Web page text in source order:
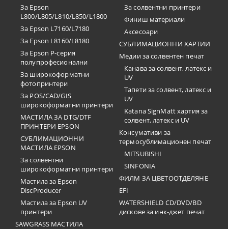
За Epson
L800/L805/L810/L850/L1800
За Epson L7160/L7180
За Epson L8160/L8180
За Epson P-серия
полупрофесионални
За широкоформатни
фотопринтери
За POS/CAD/GIS
широкоформатни принтери
МАСТИЛА ЗА DTG/DTF
ПРИНТЕРИ EPSON
СУБЛИМАЦИОННИ
МАСТИЛА EPSON
За солвентни
широкоформатни принтери
Мастила за Epson
DiscProducer
Мастила за Epson UV
принтери
SAWGRASS МАСТИЛА
За солвентни принтери
Финиш материали
Аксесоари
СУБЛИМАЦИОННИ ХАРТИИ
Медии за солвентен печат
Канава за солвент, латекс и
UV
Тапети за солвент, латекс и
UV
Katana SignMatt хартия за
солвент, латекс и UV
Консумативи за
термосублимационен печат
MITSUBISHI
SINFONIA
ФИЛМ ЗА ЦВЕТООТДЕЛЯНЕ
EFI
WATERSHIELD CD/DVD/BD
дискове за инк-джет печат